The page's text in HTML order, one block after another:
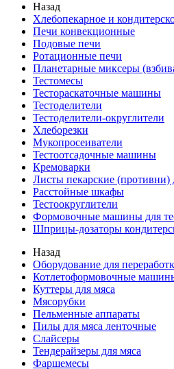
Назад
Хлебопекарное и
Печи конвекционные
Подовые печи
Ротационные печи
Планетарные миксеры
Тестомесы
Тестораскаточные машины
Тестоделители
Тестоделители-округлители
Хлеборезки
Мукопросеиватели
Тестоотсадочные машины
Кремоварки
Листы пекарские (противни)
Расстойные шкафы
Тестоокруглители
Формовочные машины для
Шприцы-дозаторы
Назад
Оборудование для
Котлетоформовочные
Куттеры для мяса
Мясорубки
Пельменные аппараты
Пилы для мяса ленточные
Слайсеры
Тендерайзеры для мяса
Фаршемесы